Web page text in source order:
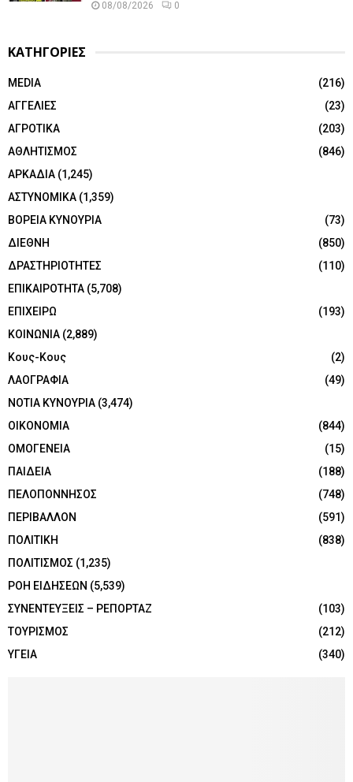
08/08/2026 0
ΚΑΤΗΓΟΡΙΕΣ
MEDIA
(216)
ΑΓΓΕΛΙΕΣ
(23)
ΑΓΡΟΤΙΚΑ
(203)
ΑΘΛΗΤΙΣΜΟΣ
(846)
ΑΡΚΑΔΙΑ (1,245)
ΑΣΤΥΝΟΜΙΚΑ (1,359)
ΒΟΡΕΙΑ ΚΥΝΟΥΡΙΑ
(73)
ΔΙΕΘΝΗ
(850)
ΔΡΑΣΤΗΡΙΟΤΗΤΕΣ
(110)
ΕΠΙΚΑΙΡΟΤΗΤΑ (5,708)
ΕΠΙΧΕΙΡΩ
(193)
ΚΟΙΝΩΝΙΑ (2,889)
Κους-Κους
(2)
ΛΑΟΓΡΑΦΙΑ
(49)
ΝΟΤΙΑ ΚΥΝΟΥΡΙΑ (3,474)
ΟΙΚΟΝΟΜΙΑ
(844)
ΟΜΟΓΕΝΕΙΑ
(15)
ΠΑΙΔΕΙΑ
(188)
ΠΕΛΟΠΟΝΝΗΣΟΣ
(748)
ΠΕΡΙΒΑΛΛΟΝ
(591)
ΠΟΛΙΤΙΚΗ
(838)
ΠΟΛΙΤΙΣΜΟΣ (1,235)
ΡΟΗ ΕΙΔΗΣΕΩΝ (5,539)
ΣΥΝΕΝΤΕΥΞΕΙΣ – ΡΕΠΟΡΤΑΖ
(103)
ΤΟΥΡΙΣΜΟΣ
(212)
ΥΓΕΙΑ
(340)